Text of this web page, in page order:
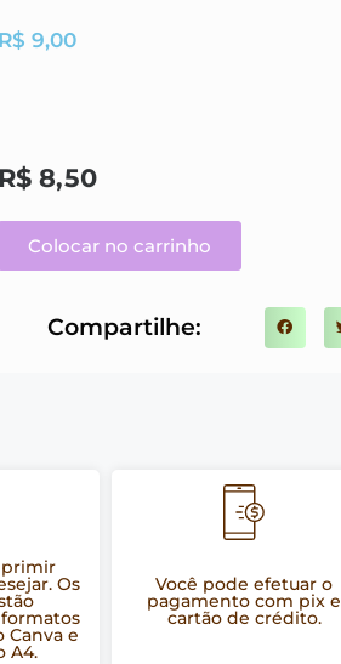
R$ 9,00
R$ 8,50
Colocar no carrinho
Compartilhe:
Os
Canva e
A4.
Você pode efetuar o
pagamento com pix e
cartão de crédito.